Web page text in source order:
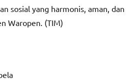
sosial yang harmonis, aman, dan
Waropen. (TIM)